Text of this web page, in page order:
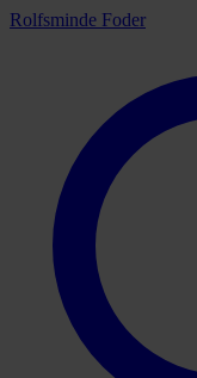
Rolfsminde Foder